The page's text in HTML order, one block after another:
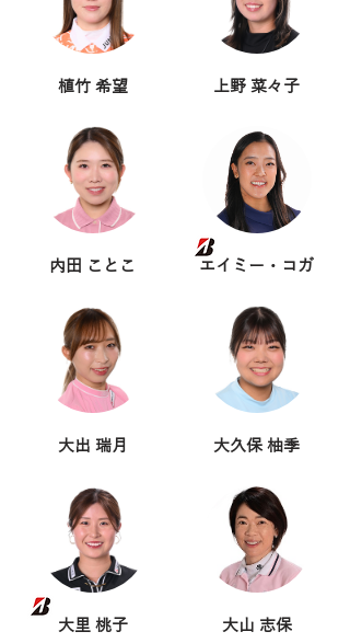
植竹 希望
内田 ことこ
大出 瑞月
大里 桃子
上野 菜々子
エイミー・コガ
大久保 柚季
大山 志保